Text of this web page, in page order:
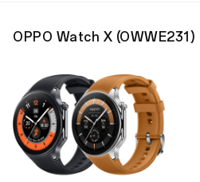
OPPO Watch X (OWWE231 )